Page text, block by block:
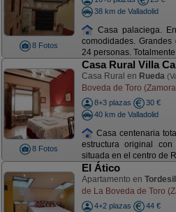
8 Fotos
38 km de Valladolid
Casa palaciega.
comodidades.
24 personas.
8 Fotos
Casa Rural Villa
Casa Rural en Rueda
Boveda de Toro
8+3 plazas
30 €
40 km de Valladolid
Casa centenaria
estructura original
situada en el centro de
El Ático
Apartamento en
de La Boveda de Toro
4+2 plazas
44 €